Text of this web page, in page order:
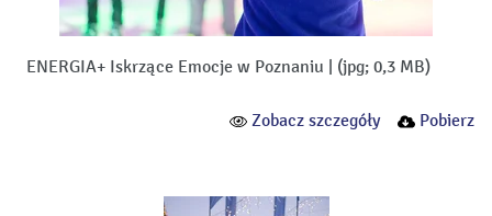
ENERGIA+ Iskrzące Emocje w Poznaniu (jpg; 0,3 MB)
Zobacz szczegóły Pobierz